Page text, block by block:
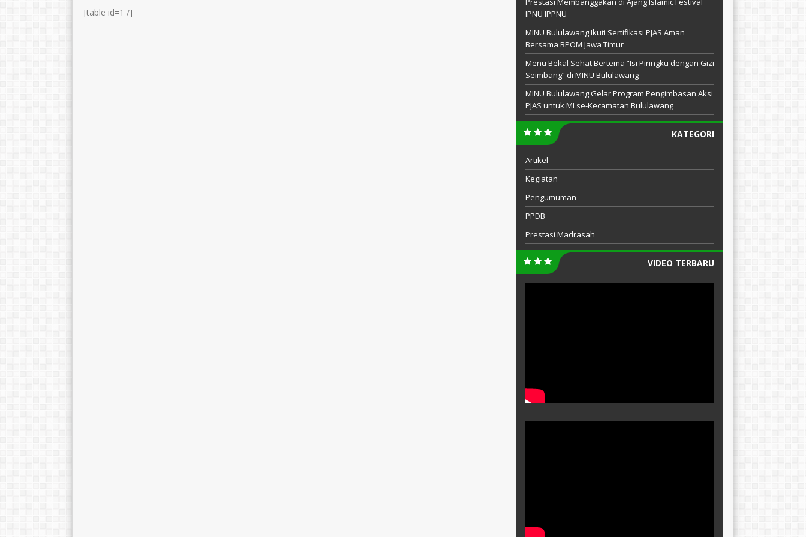
[table id=1 /]
IPNU IPPNU
MINU Bululawang Ikuti Sertifikasi PJAS Aman
Bersama BPOM Jawa Timur
Menu Bekal Sehat Bertema “Isi Piringku dengan Gizi
Seimbang” di MINU Bululawang
MINU Bululawang Gelar Program Pengimbasan Aksi
PJAS untuk MI se-Kecamatan Bululawang
KATEGORI
Artikel
Kegiatan
Pengumuman
PPDB
Prestasi Madrasah
VIDEO TERBARU